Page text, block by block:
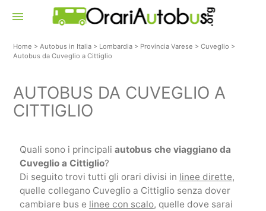
menu
Home >Autobus in Italia > Lombardia > Provincia Varese >Cuveglio >
Autobus da Cuveglio a Cittiglio
AUTOBUS DA CUVEGLIO A
CITTIGLIO
Quali sono i principali autobus che viaggiano da
Cuveglio a Cittiglio?
Di seguito trovi tutti gli orari divisi in linee dirette,
quelle collegano Cuveglio a Cittiglio senza dover
cambiare bus e linee con scalo, quelle dove sarai